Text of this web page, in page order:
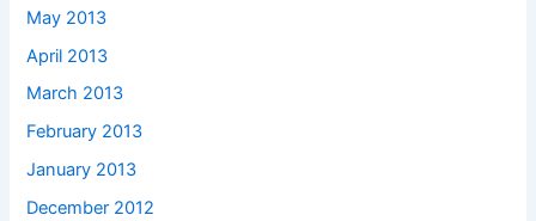
May 2013
April 2013
March 2013
February 2013
January 2013
December 2012